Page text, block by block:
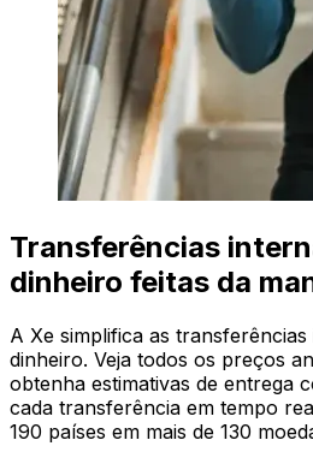
Transferências
dinheiro feitas da
A Xe simplifica as
dinheiro. Veja todos os preços
obtenha estimativas de entrega
cada transferência em tempo
190 países em mais de 130